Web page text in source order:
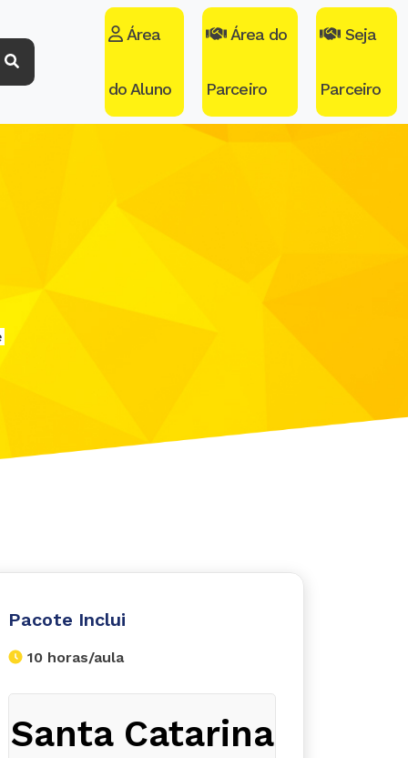
Área
do Aluno
Área do
Parceiro
Seja
Parceiro
Pacote Inclui
10 horas/aula
Santa Catarina